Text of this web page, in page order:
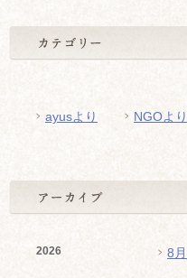
ayusより NGOより
2026 8月